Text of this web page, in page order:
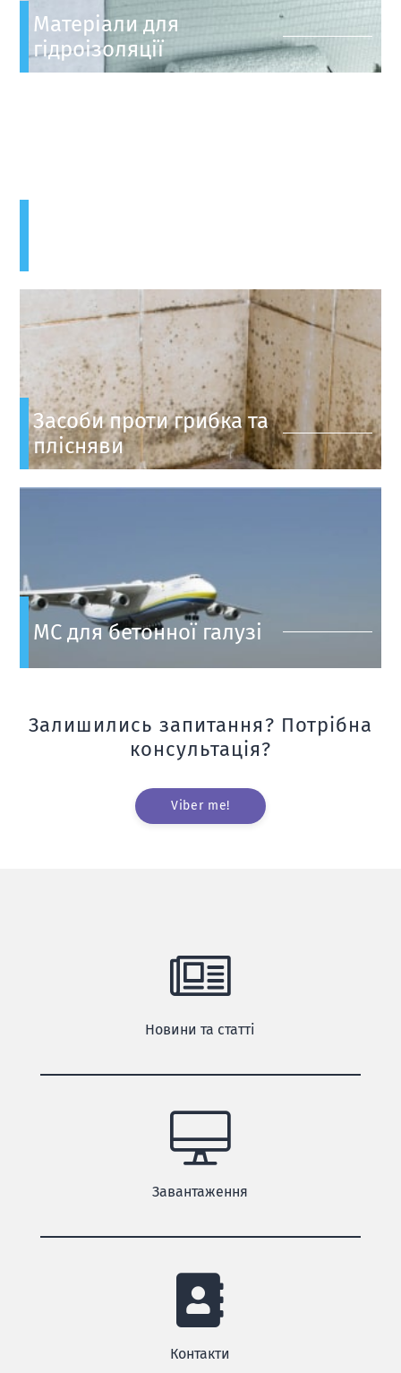
Матеріали для
гідроізоляції
Засоби проти грибка та
плісняви
МС для бетонної галузі
Залишились запитання? Потрібна
консультація?
Viber me!
Новини та статті
Завантаження
Контакти